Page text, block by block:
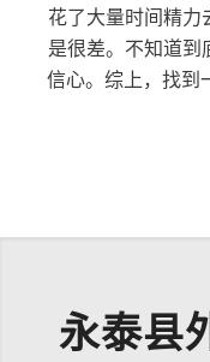
花了大量时间精
是很差。不知道到
信心。综上，找到
永泰县